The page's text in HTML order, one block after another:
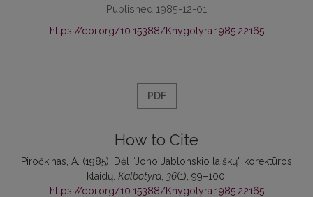
Published 1985-12-01
https://doi.org/10.15388/Knygotyra.1985.22165
PDF
How to Cite
Piročkinas, A. (1985). Dėl “Jono Jablonskio laiškų” korektūros
klaidų. Kalbotyra, 36(1), 99–100.
https://doi.org/10.15388/Knygotyra.1985.22165